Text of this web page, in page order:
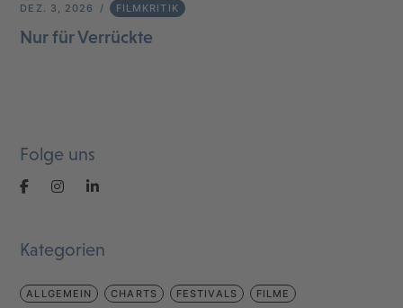
DEZ. 3, 2026 FILMKRITIK
Nur für Verrückte
Folge uns
Kategorien
ALLGEMEIN CHARTS FESTIVALS FILME